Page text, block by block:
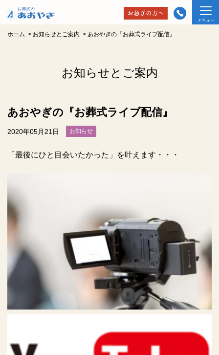
ホーム > お知らせとご案内 > あおやぎの『お葬式ライブ配信』
お知らせとご案内
あおやぎの『お葬式ライブ配信』
2020年05月21日 お知らせ
「最後にひと目会いたかった」を叶えます・・・